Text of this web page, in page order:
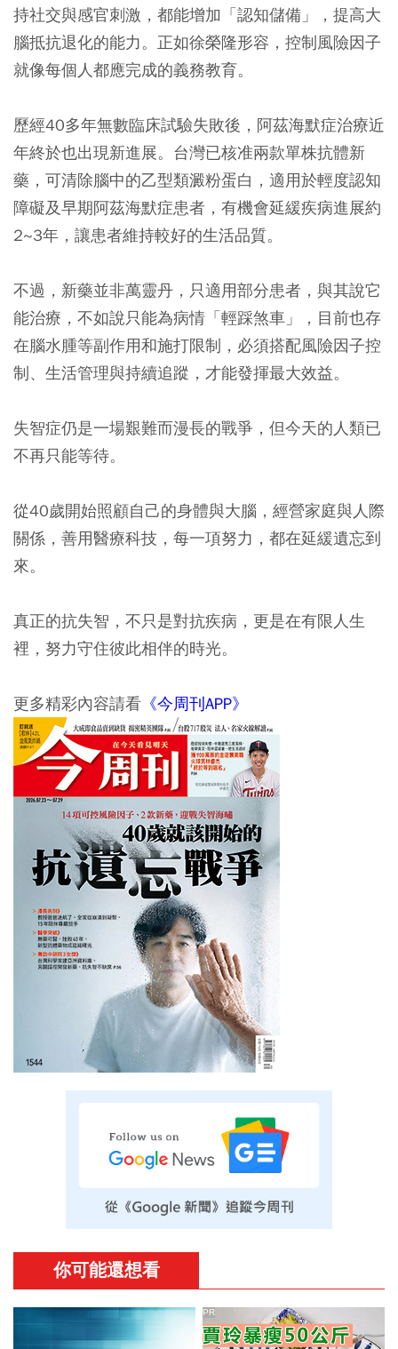
持社交與感官刺激，都能增加「認知儲備」，提高大
腦抵抗退化的能力。正如徐榮隆形容，控制風險因子
就像每個人都應完成的義務教育。
歷經40多年無數臨床試驗失敗後，阿茲海默症治療近
年終於也出現新進展。台灣已核准兩款單株抗體新
藥，可清除腦中的乙型類澱粉蛋白，適用於輕度認知
障礙及早期阿茲海默症患者，有機會延緩疾病進展約
2~3年，讓患者維持較好的生活品質。
不過，新藥並非萬靈丹，只適用部分患者，與其說它
能治療，不如說只能為病情「輕踩煞車」，目前也存
在腦水腫等副作用和施打限制，必須搭配風險因子控
制、生活管理與持續追蹤，才能發揮最大效益。
失智症仍是一場艱難而漫長的戰爭，但今天的人類已
不再只能等待。
從40歲開始照顧自己的身體與大腦，經營家庭與人際
關係，善用醫療科技，每一項努力，都在延緩遺忘到
來。
真正的抗失智，不只是對抗疾病，更是在有限人生
裡，努力守住彼此相伴的時光。
更多精彩內容請看 《今周刊APP》